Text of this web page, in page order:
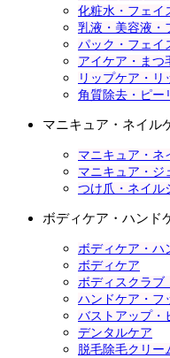
化粧水・フェイ
乳液・美容液・
パック・フェイ
アイケア・まつ
リップケア・リ
角質除去・ピー
マニキュア・ネイル
マニキュア・ネ
マニキュア・ジ
つけ爪・ネイル
ボディケア・ハンド
ボディケア・ハ
ボディケア
ボディスクラブ
ハンドケア・フ
バストアップ・
デンタルケア
脱毛除毛クリー